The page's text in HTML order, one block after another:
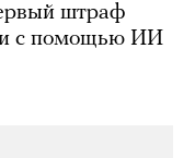
штраф
с помощью ИИ